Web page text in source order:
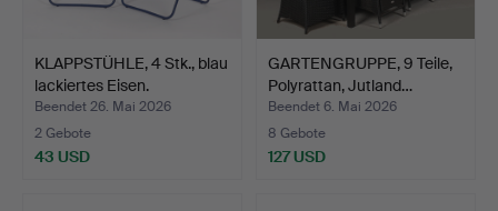
KLAPPSTÜHLE, 4 Stk., blau
lackiertes Eisen.
Beendet 26. Mai 2026
2 Gebote
43 USD
GARTENGRUPPE, 9 Teile,
Polyrattan, Jutland…
Beendet 6. Mai 2026
8 Gebote
127 USD